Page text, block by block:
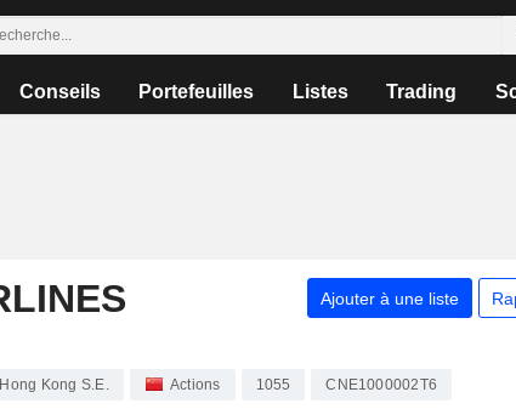
Conseils Portefeuilles Listes Trading
Ajouter à une liste
Kong S.E. Actions 1055 CNE1000002T6